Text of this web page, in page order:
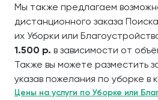
Мы также предлагаем
дистанционного заказа
их Уборки или
1.500 р. в зависимости от
Также вы можете разместить
указав пожелания по уборке в
Цены на услуги по Уборке или